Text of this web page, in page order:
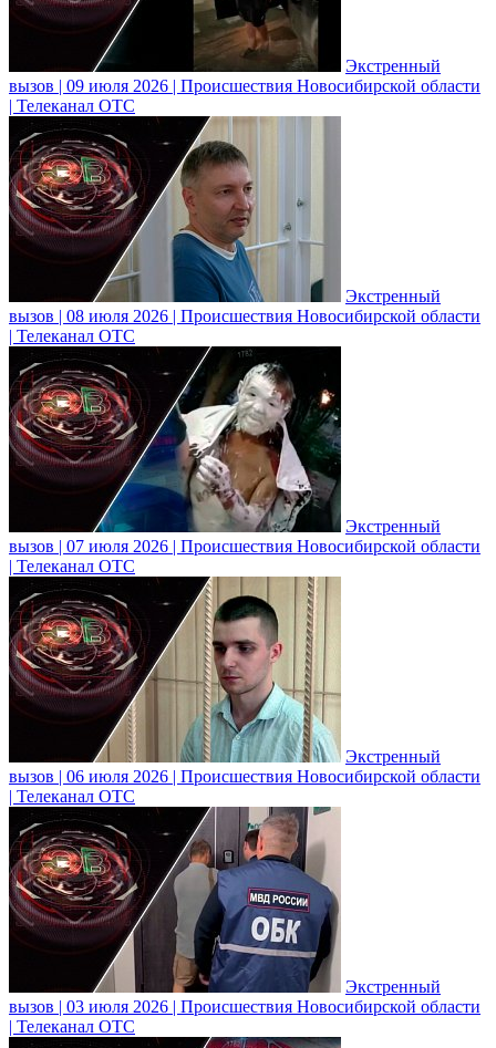
Экстренный
вызов | 09 июля 2026 | Происшествия Новосибирской области
| Телеканал ОТС
Экстренный
вызов | 08 июля 2026 | Происшествия Новосибирской области
| Телеканал ОТС
Экстренный
вызов | 07 июля 2026 | Происшествия Новосибирской области
| Телеканал ОТС
Экстренный
вызов | 06 июля 2026 | Происшествия Новосибирской области
| Телеканал ОТС
Экстренный
вызов | 03 июля 2026 | Происшествия Новосибирской области
| Телеканал ОТС